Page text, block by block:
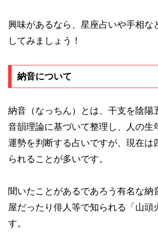
興味があるなら、星座占いや手相な
してみましょう！
納音について
納音（なっちん）とは、干支を陰陽
音韻理論に基づいて整理し、人の生
運勢を判断する占いですが、現在は
られることが多いです。
聞いたことがあるであろう有名な納
屋だったり俳人等で知られる「山頭
す。